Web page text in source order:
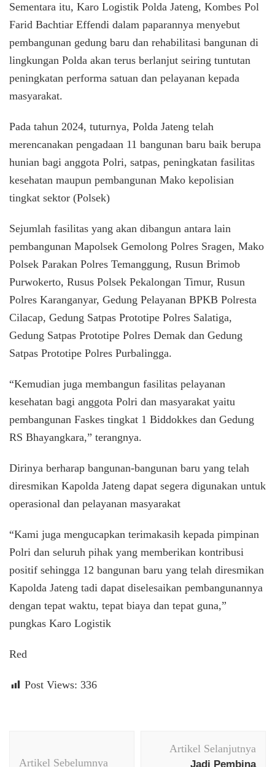
Sementara itu, Karo Logistik Polda Jateng, Kombes Pol
Farid Bachtiar Effendi dalam paparannya menyebut
pembangunan gedung baru dan rehabilitasi bangunan di
lingkungan Polda akan terus berlanjut seiring tuntutan
peningkatan performa satuan dan pelayanan kepada
masyarakat.
Pada tahun 2024, tuturnya, Polda Jateng telah
merencanakan pengadaan 11 bangunan baru baik berupa
hunian bagi anggota Polri, satpas, peningkatan fasilitas
kesehatan maupun pembangunan Mako kepolisian
tingkat sektor (Polsek)
Sejumlah fasilitas yang akan dibangun antara lain
pembangunan Mapolsek Gemolong Polres Sragen, Mako
Polsek Parakan Polres Temanggung, Rusun Brimob
Purwokerto, Rusus Polsek Pekalongan Timur, Rusun
Polres Karanganyar, Gedung Pelayanan BPKB Polresta
Cilacap, Gedung Satpas Prototipe Polres Salatiga,
Gedung Satpas Prototipe Polres Demak dan Gedung
Satpas Prototipe Polres Purbalingga.
“Kemudian juga membangun fasilitas pelayanan
kesehatan bagi anggota Polri dan masyarakat yaitu
pembangunan Faskes tingkat 1 Biddokkes dan Gedung
RS Bhayangkara,” terangnya.
Dirinya berharap bangunan-bangunan baru yang telah
diresmikan Kapolda Jateng dapat segera digunakan untuk
operasional dan pelayanan masyarakat
“Kami juga mengucapkan terimakasih kepada pimpinan
Polri dan seluruh pihak yang memberikan kontribusi
positif sehingga 12 bangunan baru yang telah diresmikan
Kapolda Jateng tadi dapat diselesaikan pembangunannya
dengan tepat waktu, tepat biaya dan tepat guna,”
pungkas Karo Logistik
Red
Post Views: 336
Artikel
Artikel Sebelumnya
Artikel Selanjutnya
Jadi Pembina